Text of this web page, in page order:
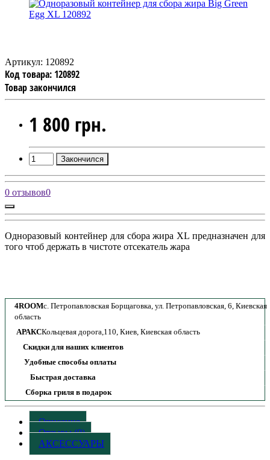
Артикул: 120892
Код товара: 120892
Товар закончился
1 800 грн.
Закончился
0 отзывов0
Одноразовый контейнер для сбора жира XL предназначен для
того чтоб держать в чистоте отсекатель жара
4ROOMс. Петропавловская Борщаговка, ул. Петропавловская, 6, Киевская
область
АРАКСКольцевая дорога,110, Киев, Киевская область
Скидки для наших клиентов
Удобные способы оплаты
Быстрая доставка
Сборка гриля в подарок
Описание
Отзывы (0)
АКСЕССУАРЫ